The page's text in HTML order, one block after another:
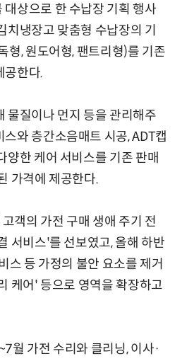
상으로 한 수납장 기획 행사
치냉장고 맞춤형 수납장의 기
형, 원도어형, 팬트리형)를 기존
공한다.
물질이나 먼지 등을 관리해주
와 층간소음매트 시공, ADT캡
양한 케어 서비스를 기존 판매
가격에 제공한다.
객의 가전 구매 생애 주기 전
서비스'를 선보였고, 올해 하반
스 등 가정의 불안 요소를 제거
케어' 등으로 영역을 확장하고
월 가전 수리와 클리닝, 이사·